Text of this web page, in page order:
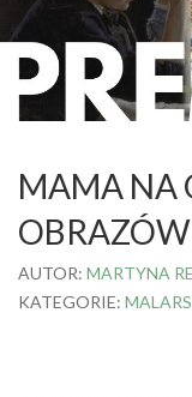
MAMA NA
AUTOR: MARTYNA
KATEGORIE: